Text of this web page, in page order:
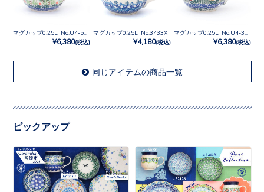
マグカップ0.25L No.U4-5172
¥6,380(税込)
マグカップ0.25L No.3433X
¥4,180(税込) ¥6,380(税込)
同じアイテムの商品一覧
ピックアップ